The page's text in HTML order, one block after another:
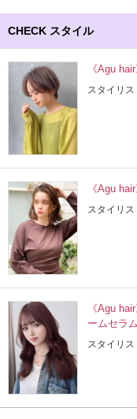
CHECK スタイル
《Agu
スタイリ
《Agu
スタイリ
《Agu
ームセラム
スタイリ